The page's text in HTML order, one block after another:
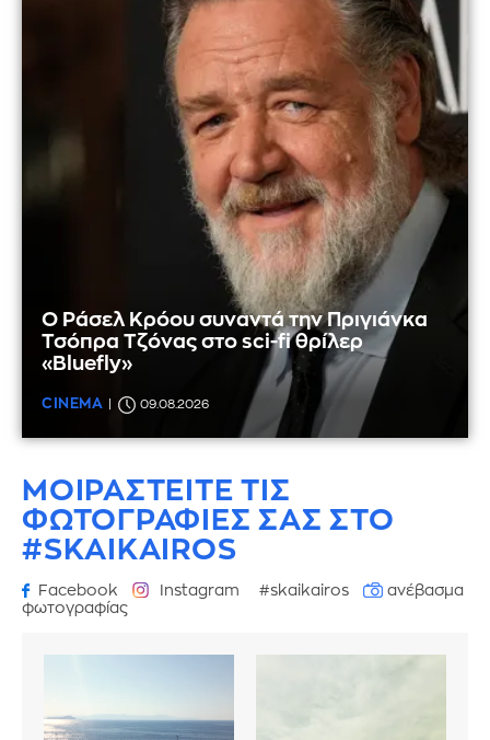
Ο Ράσελ Κρόου συναντά την Πριγιάνκα
Τσόπρα Τζόνας στο sci-fi θρίλερ
«Bluefly»
CINEMA 09.08.2026
ΜΟΙΡΑΣΤΕΙΤΕ ΤΙΣ
ΦΩΤΟΓΡΑΦΙΕΣ ΣΑΣ ΣΤΟ
#SKAIKAIROS
Facebook Instagram #skaikairos
ανέβασμα
φωτογραφίας